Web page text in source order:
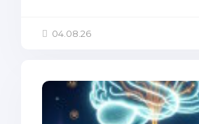
04.08.26